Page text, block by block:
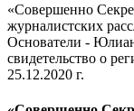
«Совершенно
журналистских
Основатели -
свидетельство о
25.12.2020 г.